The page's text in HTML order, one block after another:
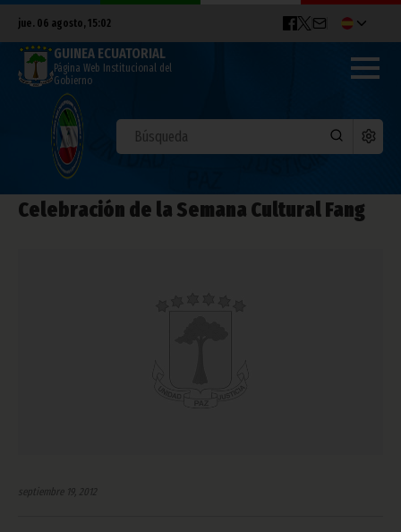
jue. 06 agosto, 15:02
GUINEA ECUATORIAL
Página Web Institucional del
Gobierno
Celebración de la Semana Cultural Fang
septiembre 19, 2012